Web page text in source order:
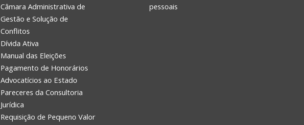
Câmara Administrativa de
Gestão e Solução de
Conflitos
Dívida Ativa
Manual das Eleições
Pagamento de Honorários
Advocatícios ao Estado
Pareceres da Consultoria
Jurídica
Requisição de Pequeno Valor
pessoais